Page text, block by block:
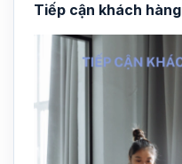
Tiếp cận khách